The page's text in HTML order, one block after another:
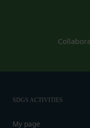
SDGS ACTIVITIES
My page
を利用した認証
が必要になる場
易の実現のため
当社は、会員登
があります。
するその他の
があり、又は